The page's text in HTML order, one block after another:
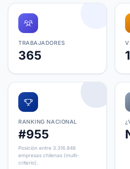
TRABAJADORES
365
RANKING NACIONAL
#955
Posición entre 3.316.848
empresas chilenas (multi-
criterio).